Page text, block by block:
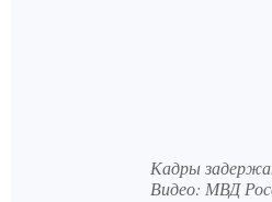
Кадры
Видео: МВД